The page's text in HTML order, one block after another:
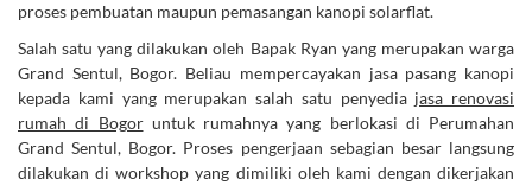
proses pembuatan maupun pemasangan kanopi solarflat.
Salah satu yang dilakukan oleh Bapak Ryan yang merupakan warga
Grand Sentul, Bogor. Beliau mempercayakan jasa pasang kanopi
kepada kami yang merupakan salah satu penyedia jasa renovasi
rumah di Bogoruntuk rumahnya yang berlokasi di Perumahan
Grand Sentul, Bogor. Proses pengerjaan sebagian besar langsung
dilakukan di workshop yang dimiliki oleh kami dengan dikerjakan